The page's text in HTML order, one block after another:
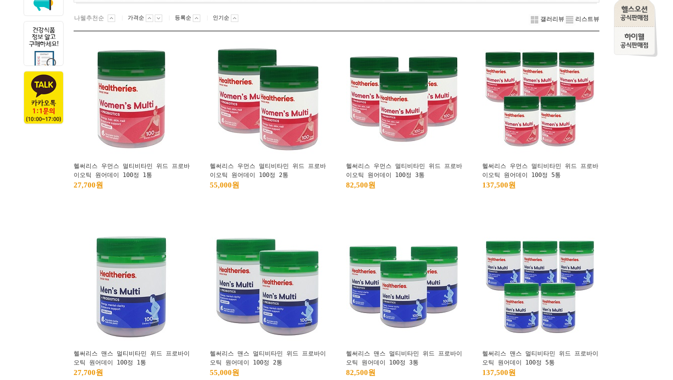
나웰추천순 가격순 등록순 인기순 갤러리뷰 리스트뷰
헬써리스 우먼스 멀티비타민 위드 프로바
이오틱 원어데이 100정 1통
27,700원
헬써리스 우먼스 멀티비타민 위드 프로바
이오틱 원어데이 100정 2통
55,000원
헬써리스 우먼스 멀티비타민 위드 프로바
이오틱 원어데이 100정 3통
82,500원
헬써리스 우먼스 멀티비타민 위드 프로바
이오틱 원어데이 100정 5통
137,500원
헬써리스 맨스 멀티비타민 위드 프로바이
오틱 원어데이 100정 1통
27,700원
헬써리스 맨스 멀티비타민 위드 프로바이
오틱 원어데이 100정 2통
55,000원
헬써리스 맨스 멀티비타민 위드 프로바이
오틱 원어데이 100정 3통
82,500원
헬써리스 맨스 멀티비타민 위드 프로바이
오틱 원어데이 100정 5통
137,500원